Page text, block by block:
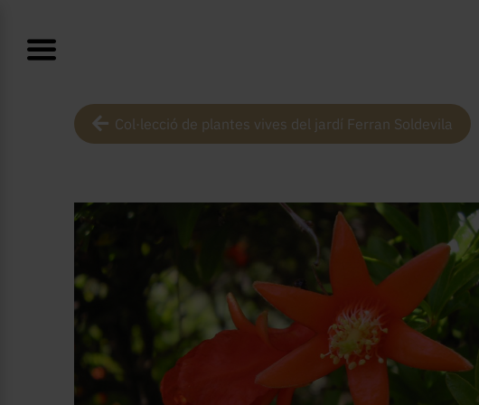
Col·lecció de plantes vives del jardí Ferran Soldevila